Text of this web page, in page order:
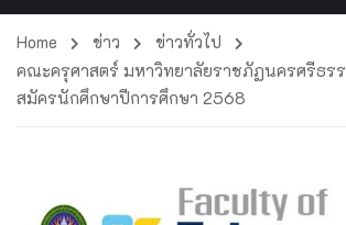
Home ข่าว
ข่าวทั่วไป
คณะครุศาสตร์ มหาวิทยาลัยราชภัฏนครศรีธร
สมัครนักศึกษาปีการศึกษา 2568